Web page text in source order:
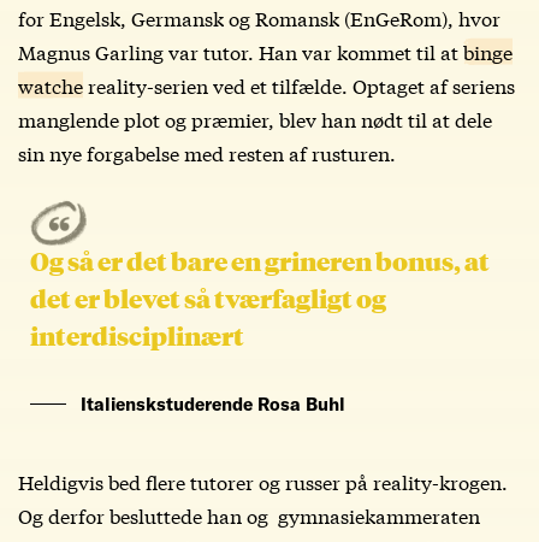
for Engelsk, Germansk og Romansk (EnGeRom), hvor
Magnus Garling var tutor. Han var kommet til atbinge
watchereality-serien ved et tilfælde. Optaget af seriens
manglende plot og præmier, blev han nødt til at dele
sin nye forgabelse med resten af rusturen.
Og så er det bare en grineren bonus, at
det er blevet så tværfagligt og
interdisciplinært
Italienskstuderende Rosa Buhl
Heldigvis bed flere tutorer og russer på reality-krogen.
Og derfor besluttede han og gymnasiekammeraten